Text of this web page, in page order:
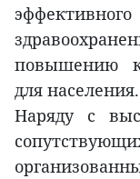
повышению
для населения.
Наряду с